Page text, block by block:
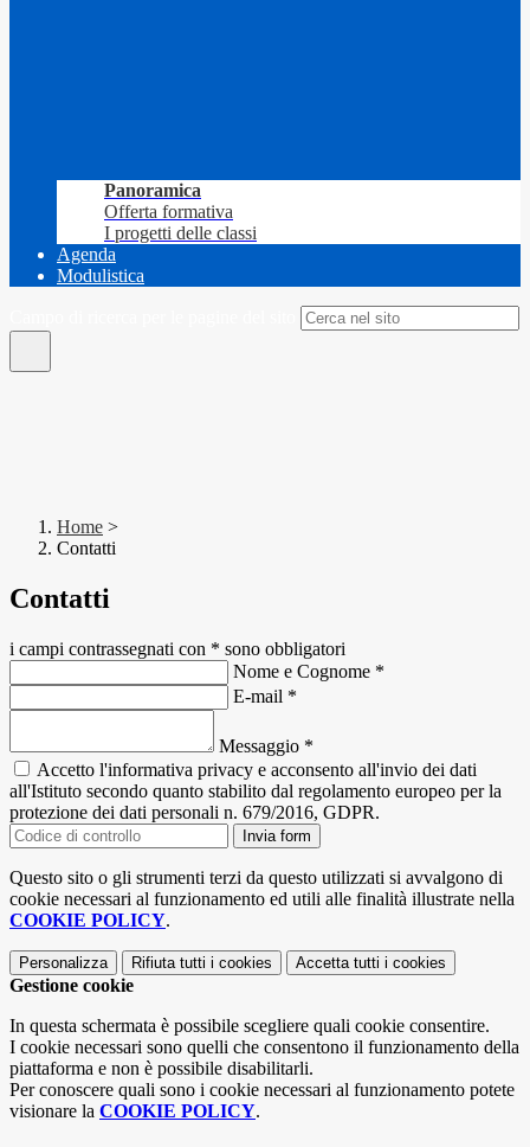
Panoramica
Offerta formativa
I progetti delle classi
Agenda
Modulistica
Home >
Contatti
Contatti
i campi contrassegnati con * sono obbligatori
Nome e Cognome *
E-mail *
Messaggio *
Accetto l'informativa privacy e acconsento all'invio dei dati
all'Istituto secondo quanto stabilito dal regolamento europeo per la
protezione dei dati personali n. 679/2016, GDPR.
Invia form
Questo sito o gli strumenti terzi da questo utilizzati si avvalgono di
cookie necessari al funzionamento ed utili alle finalità illustrate nella
COOKIE POLICY.
Personalizza Rifiuta tutti i cookies Accetta tutti i cookies
Gestione cookie
In questa schermata è possibile scegliere quali cookie consentire.
I cookie necessari sono quelli che consentono il funzionamento della
piattaforma e non è possibile disabilitarli.
Per conoscere quali sono i cookie necessari al funzionamento potete
visionare la COOKIE POLICY.